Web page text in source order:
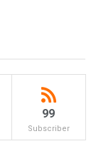
99
Subscriber